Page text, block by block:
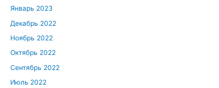
Январь 2023
Декабрь 2022
Ноябрь 2022
Октябрь 2022
Сентябрь 2022
Июль 2022